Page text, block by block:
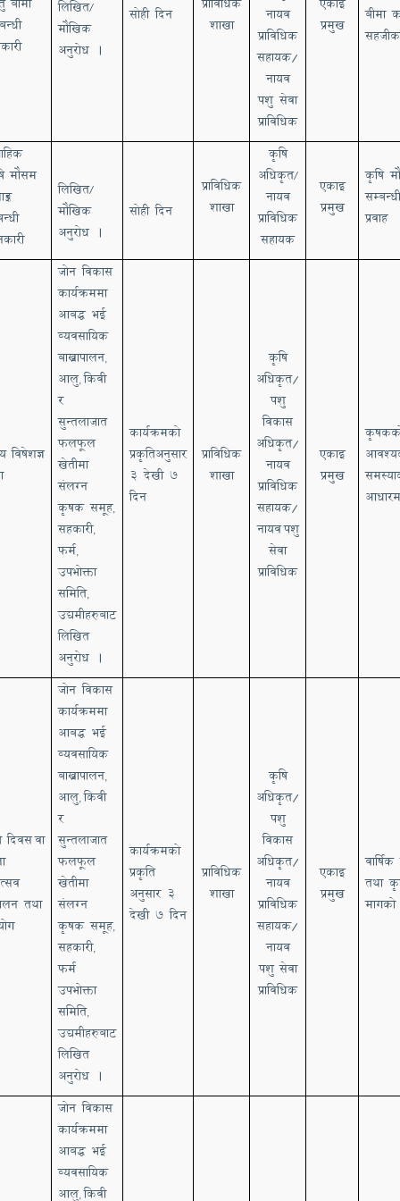
लिखित/
मौखिक
अनुरोध ।
सोही दिन
शाखा
नायव
प्राविधिक
सहायक/
नायव
पशुसेवा
प्राविधिक
प्रमुख
बीमा
मौसम
लिखित/
मौखिक
अनुरोध ।
सोही दिन
प्राविधिक
शाखा
कृषि
अधिकृत/
नायव
प्राविधिक
सहायक
एकाइ
प्रमुख
कृषि
प्रवाह
विषेशज्ञ
जोन विकास
कार्यक्रममा
आबद्ध भई
व्यवसायिक
बाख्रापालन,
आलु,किवी
र
सुन्तलाजात
फलफूल
खेतीमा
संलग्न
कृषक समूह,
सहकारी,
फर्म,
उपभोक्ता
समिति,
उद्यमीहरुबाट
लिखित
अनुरोध ।
कार्यक्रमको
प्रकृतिअनुसार
३ देखी ७
दिन
प्राविधिक
शाखा
कृषि
अधिकृत/
पशु
विकास
अधिकृत/
नायव
प्राविधिक
सहायक/
नायवपशु
सेवा
प्राविधिक
एकाइ
प्रमुख
दिवसवा
तथा
जोन विकास
कार्यक्रममा
आबद्ध भई
व्यवसायिक
बाख्रापालन,
आलु,किवी
र
सुन्तलाजात
फलफूल
खेतीमा
संलग्न
कृषक समूह,
सहकारी,
फर्म
उपभोक्ता
समिति,
उद्यमीहरुबाट
लिखित
अनुरोध ।
कार्यक्रमको
प्रकृति
अनुसार ३
देखी ७ दिन
प्राविधिक
शाखा
कृषि
अधिकृत/
पशु
विकास
अधिकृत/
नायव
प्राविधिक
सहायक/
नायव
पशु सेवा
प्राविधिक
एकाइ
प्रमुख
तथा
जोन विकास
कार्यक्रममा
आबद्ध भई
व्यवसायिक
आलु,किवी